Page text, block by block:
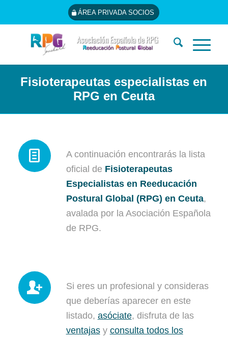
ÁREA PRIVADA SOCIOS
Fisioterapeutas especialistas en
RPG en Ceuta
A continuación encontrarás la lista
oficial de Fisioterapeutas
Especialistas en Reeducación
Postural Global (RPG) en Ceuta,
avalada por la Asociación Española
de RPG.
Si eres un profesional y consideras
que deberías aparecer en este
listado, asóciate, disfruta de las
ventajasy consulta todos los